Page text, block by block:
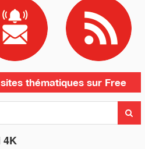
thématiques sur Free
e
4K